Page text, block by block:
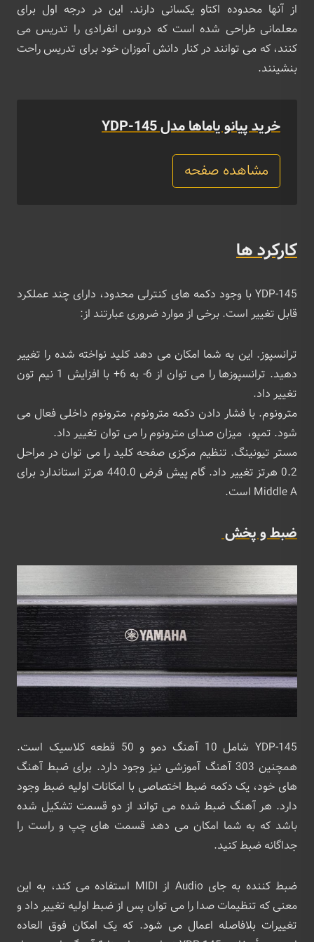
از آنها محدوده اکتاو یکسانی دارند. این در درجه اول برای
معلمانی طراحی شده است که دروس انفرادی را تدریس می
کنند، که می توانند در کنار دانش آموزان خود برای تدریس راحت
بنشینند.
خرید پیانو یاماها مدل YDP-145
مشاهده صفحه
کارکرد ها
YDP-145 با وجود دکمه های کنترلی محدود، دارای چند عملکرد
قابل تغییر است. برخی از موارد ضروری عبارتند از:
ترانسپوز. این به شما امکان می دهد کلید نواخته شده را تغییر
دهید. ترانسپوزها را می ‌توان از 6- به 6+ با افزایش 1 نیم‌ تون
تغییر داد.
مترونوم. با فشار دادن دکمه مترونوم، مترونوم داخلی فعال می
شود. تمپو، میزان صدای مترونوم را می توان تغییر داد.
مستر تیونینگ. تنظیم مرکزی صفحه کلید را می توان در مراحل
0.2 هرتز تغییر داد. گام پیش فرض 440.0 هرتز استاندارد برای
Middle A است.
ضبط و پخش
YDP-145 شامل 10 آهنگ دمو و 50 قطعه کلاسیک است.
همچنین 303 آهنگ آموزشی نیز وجود دارد. برای ضبط آهنگ
های خود، یک دکمه ضبط اختصاصی با امکانات اولیه ضبط وجود
دارد. هر آهنگ ضبط شده می تواند از دو قسمت تشکیل شده
باشد که به شما امکان می دهد قسمت های چپ و راست را
جداگانه ضبط کنید.
ضبط کننده به جای Audio از MIDI استفاده می کند، به این
معنی که تنظیمات صدا را می توان پس از ضبط اولیه تغییر داد و
تغییرات بلافاصله اعمال می شود. که یک امکان فوق العاده